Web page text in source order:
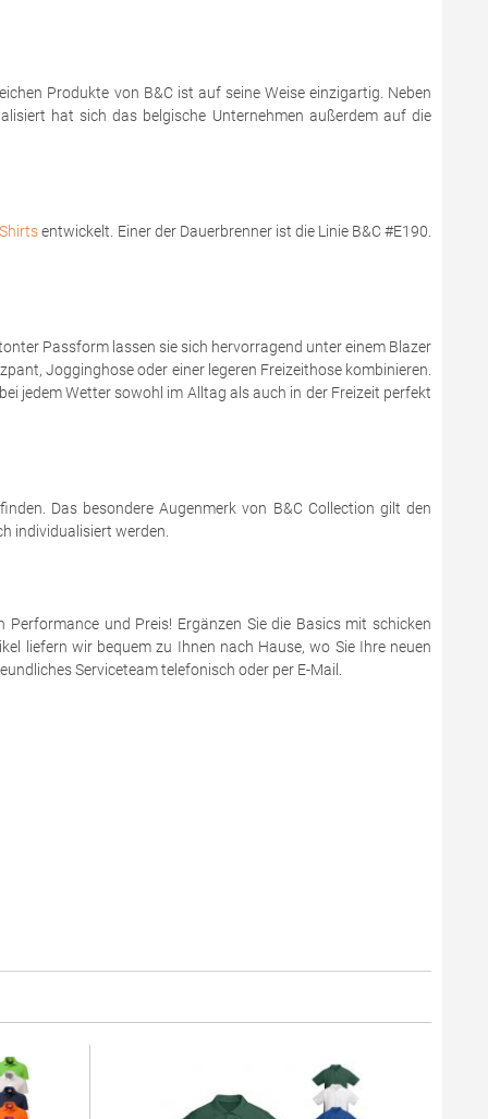
Produkte von B&C ist auf seine Weise einzigartig. Neben
hat sich das belgische Unternehmen außerdem auf die
entwickelt. Einer der Dauerbrenner ist die Linie B&C #E190.
Passform lassen sie sich hervorragend unter einem Blazer
Jogginghose oder einer legeren Freizeithose kombinieren.
jedem Wetter sowohl im Alltag als auch in der Freizeit perfekt
Das besondere Augenmerk von B&C Collection gilt den
individualisiert werden.
und Preis! Ergänzen Sie die Basics mit schicken
liefern wir bequem zu Ihnen nach Hause, wo Sie Ihre neuen
Serviceteam telefonisch oder per E-Mail.